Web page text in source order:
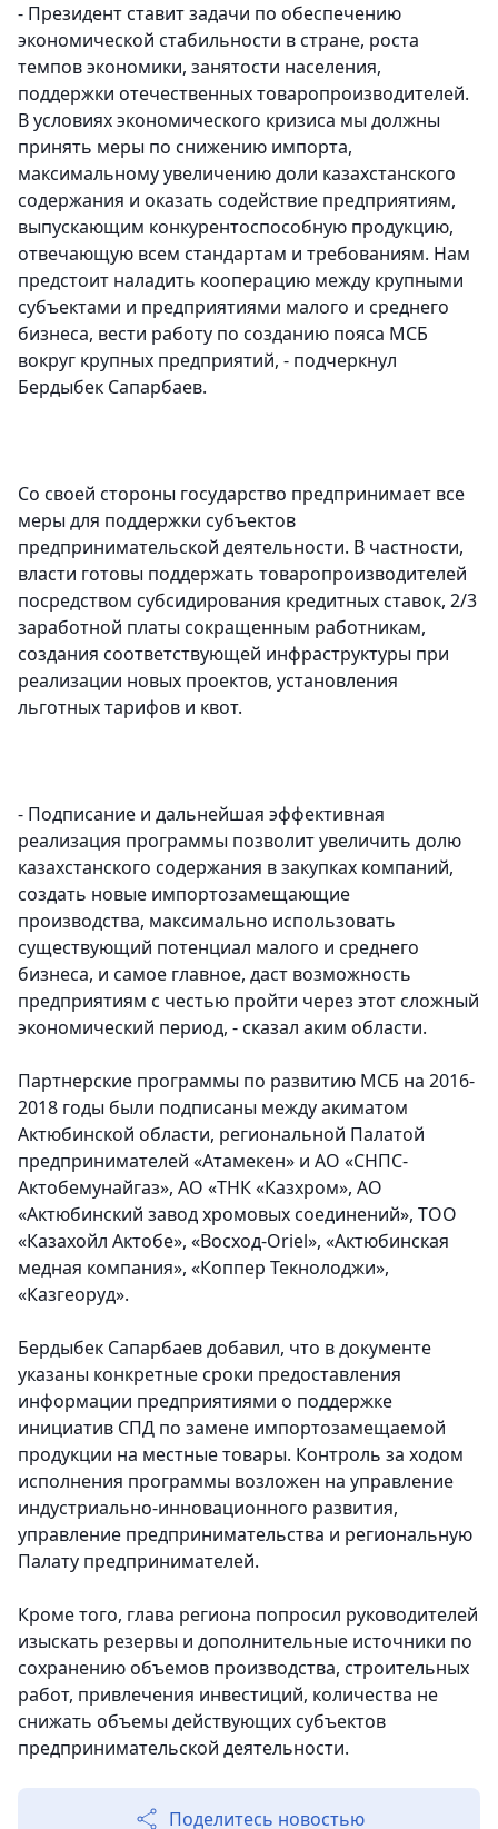
- Президент ставит задачи по обеспечению
экономической стабильности в стране, роста
темпов экономики, занятости населения,
поддержки отечественных товаропроизводителей.
В условиях экономического кризиса мы должны
принять меры по снижению импорта,
максимальному увеличению доли казахстанского
содержания и оказать содействие предприятиям,
выпускающим конкурентоспособную продукцию,
отвечающую всем стандартам и требованиям. Нам
предстоит наладить кооперацию между крупными
субъектами и предприятиями малого и среднего
бизнеса, вести работу по созданию пояса МСБ
вокруг крупных предприятий, - подчеркнул
Бердыбек Сапарбаев.
Со своей стороны государство предпринимает все
меры для поддержки субъектов
предпринимательской деятельности. В частности,
власти готовы поддержать товаропроизводителей
посредством субсидирования кредитных ставок, 2/3
заработной платы сокращенным работникам,
создания соответствующей инфраструктуры при
реализации новых проектов, установления
льготных тарифов и квот.
- Подписание и дальнейшая эффективная
реализация программы позволит увеличить долю
казахстанского содержания в закупках компаний,
создать новые импортозамещающие
производства, максимально использовать
существующий потенциал малого и среднего
бизнеса, и самое главное, даст возможность
предприятиям с честью пройти через этот сложный
экономический период, - сказал аким области.
Партнерские программы по развитию МСБ на 2016-
2018 годы были подписаны между акиматом
Актюбинской области, региональной Палатой
предпринимателей «Атамекен» и АО «СНПС-
Актобемунайгаз», АО «ТНК «Казхром», АО
«Актюбинский завод хромовых соединений», ТОО
«Казахойл Актобе», «Восход-Oriel», «Актюбинская
медная компания», «Коппер Текнолоджи»,
«Казгеоруд».
Бердыбек Сапарбаев добавил, что в документе
указаны конкретные сроки предоставления
информации предприятиями о поддержке
инициатив СПД по замене импортозамещаемой
продукции на местные товары. Контроль за ходом
исполнения программы возложен на управление
индустриально-инновационного развития,
управление предпринимательства и региональную
Палату предпринимателей.
Кроме того, глава региона попросил руководителей
изыскать резервы и дополнительные источники по
сохранению объемов производства, строительных
работ, привлечения инвестиций, количества не
снижать объемы действующих субъектов
предпринимательской деятельности.
Поделитесь новостью